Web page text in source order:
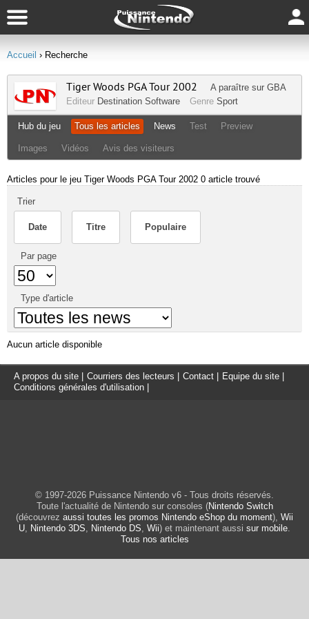
Accueil › Recherche
Tiger Woods PGA Tour 2002 A paraître sur GBA
Editeur Destination Software Genre Sport
Hub du jeu Tous les articles News Test Preview
Images Vidéos Avis des visiteurs
Articles pour le jeu Tiger Woods PGA Tour 2002 0 article trouvé
Trier
Date Titre Populaire
Par page
Type d'article
Aucun article disponible
A propos du site Courriers des lecteurs Contact Equipe du site
Conditions générales d'utilisation
© 1997-2026 Puissance Nintendo v6 - Tous droits réservés.
Toute l'actualité de Nintendo sur consoles (Nintendo Switch
(découvrez aussi toutes les promos Nintendo eShop du moment), Wii
U, Nintendo 3DS, Nintendo DS, Wii) et maintenant aussi sur mobile.
Tous nos articles